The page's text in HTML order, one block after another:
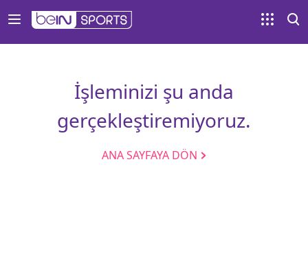
İşleminizi şu anda
gerçekleştiremiyoruz.
ANA SAYFAYA DÖN